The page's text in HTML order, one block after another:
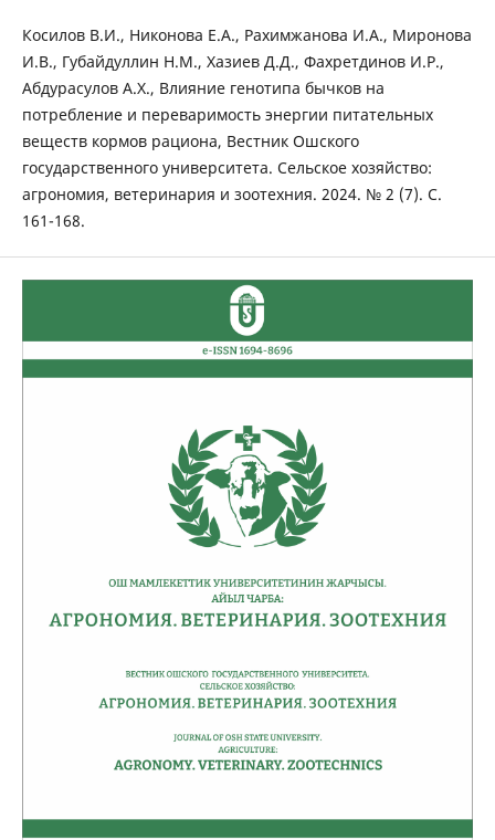
Косилов В.И., Никонова Е.А., Рахимжанова И.А., Миронова
И.В., Губайдуллин Н.М., Хазиев Д.Д., Фахретдинов И.Р.,
Абдурасулов А.Х., Влияние генотипа бычков на
потребление и переваримость энергии питательных
веществ кормов рациона, Вестник Ошского
государственного университета. Сельское хозяйство:
агрономия, ветеринария и зоотехния. 2024. № 2 (7). С.
161-168.